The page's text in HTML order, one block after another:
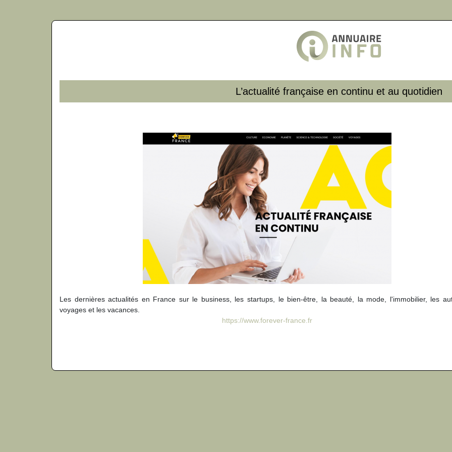
L’actualité française en continu et au quotidien
Les dernières actualités en France sur le business, les startups, le bien-être, la beauté, la mode, l'immobilier, les
voyages et les vacances.
https://www.forever-france.fr